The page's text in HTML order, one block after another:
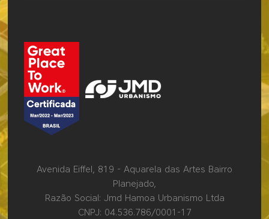
Avenida Eiffel, 819 - Aquarela das Artes Bairro
Planejado,
Razão Social: Jmd Hamoa Urbanismo Ltda
CNPJ: 04.536.786/0001-17